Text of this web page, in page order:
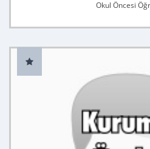
Okul Öncesi